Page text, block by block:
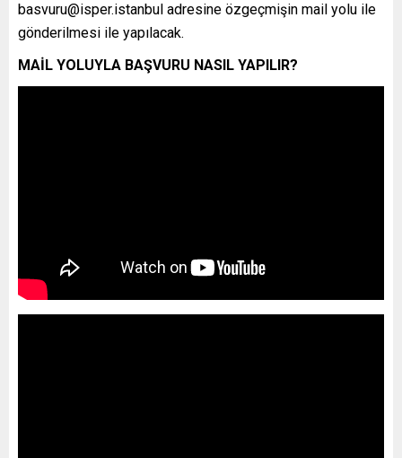
basvuru@isper.istanbul adresine özgeçmişin mail yolu ile
gönderilmesi ile yapılacak.
MAİL YOLUYLA BAŞVURU NASIL YAPILIR?